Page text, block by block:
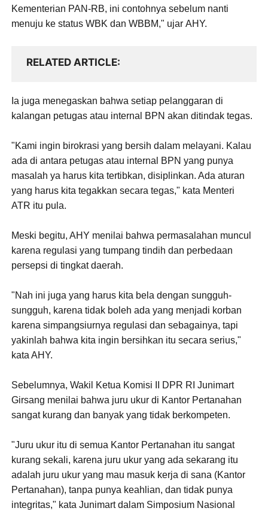
Kementerian PAN-RB, ini contohnya sebelum nanti
menuju ke status WBK dan WBBM," ujar AHY.
RELATED ARTICLE
Ia juga menegaskan bahwa setiap pelanggaran di
kalangan petugas atau internal BPN akan ditindak tegas.
"Kami ingin birokrasi yang bersih dalam melayani. Kalau
ada di antara petugas atau internal BPN yang punya
masalah ya harus kita tertibkan, disiplinkan. Ada aturan
yang harus kita tegakkan secara tegas," kata Menteri
ATR itu pula.
Meski begitu, AHY menilai bahwa permasalahan muncul
karena regulasi yang tumpang tindih dan perbedaan
persepsi di tingkat daerah.
"Nah ini juga yang harus kita bela dengan sungguh-
sungguh, karena tidak boleh ada yang menjadi korban
karena simpangsiurnya regulasi dan sebagainya, tapi
yakinlah bahwa kita ingin bersihkan itu secara serius,"
kata AHY.
Sebelumnya, Wakil Ketua Komisi II DPR RI Junimart
Girsang menilai bahwa juru ukur di Kantor Pertanahan
sangat kurang dan banyak yang tidak berkompeten.
"Juru ukur itu di semua Kantor Pertanahan itu sangat
kurang sekali, karena juru ukur yang ada sekarang itu
adalah juru ukur yang mau masuk kerja di sana (Kantor
Pertanahan), tanpa punya keahlian, dan tidak punya
integritas," kata Junimart dalam Simposium Nasional